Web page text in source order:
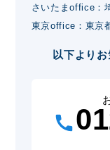
さいたまoffice：
東京office：東京
以下より